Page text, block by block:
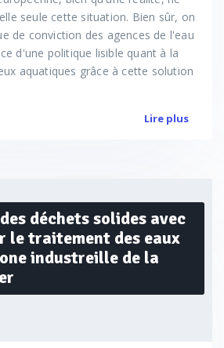
seule cette situation. Bien sûr, on
de conviction des agences de l'eau
d'une politique lisible quant à la
aquatiques grâce à cette solution
Lire plus
déchets solides avec
le traitement des eaux
industreille de la